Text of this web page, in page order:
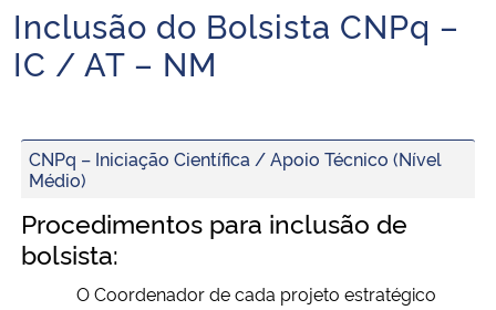
Ministério da Infraestrutura
Ministério da Educação
Ministério da Cidadania
Início do conteúdo
Inclusão do Bolsista CNPq –
IC / AT – NM
CNPq – Iniciação Científica / Apoio Técnico (Nível
Médio)
Procedimentos para inclusão de
bolsista:
O Coordenador de cada projeto estratégico